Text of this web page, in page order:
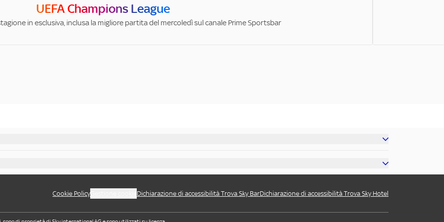
UEFA Champions League
in esclusiva, inclusa la migliore partita del mercoledì sul canale Prime Sportsbar
Cookie Policy Dichiarazione di accessibilità Trova Sky BarDichiarazione di accessibilità Trova Sky Hotel